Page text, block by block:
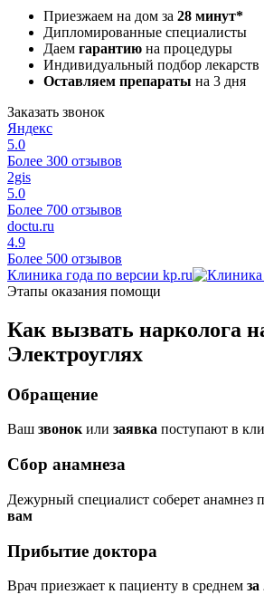
Приезжаем на дом за 28 минут*
Дипломированные специалисты
Даем гарантию на процедуры
Индивидуальный подбор лекарств
Оставляем препараты на 3 дня
Заказать звонок
Яндекс
5.0
Более 300 отзывов
2gis
5.0
Более 700 отзывов
doctu.ru
4.9
Более 500 отзывов
Клиника года по версии kp.ru
Этапы оказания помощи
Как вызвать нарколога
Электроуглях
Обращение
Ваш звонокили заявка поступают в
Сбор анамнеза
Дежурный специалист соберет анамнез
вам
Прибытие доктора
Врач приезжает к пациенту в среднем